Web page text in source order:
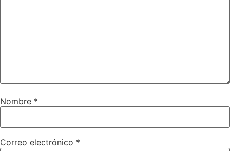
Nombre *
Correo electrónico *